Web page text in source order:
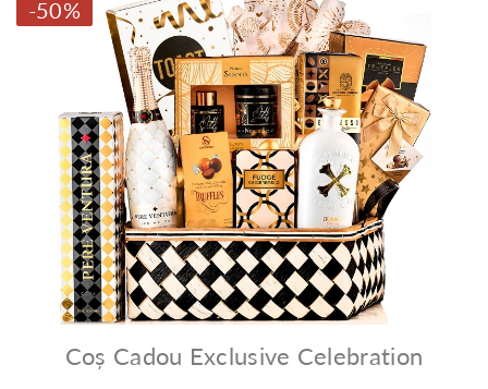
-50%
Coș Cadou Exclusive Celebration